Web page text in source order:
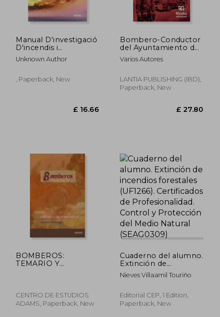
£ 19.80
Manual D'investigació
D'incendis i
Explosions (in
Catalan)
Unknown Author
, Paperback, New
Bombero-Conductor
del Ayuntamiento de
Dos Hermanas
Varios Autores
LANTIA PUBLISHING (IBD),
Paperback, New
BOMBEROS:
TEMARIO Y
papel)
CENTRO DE ESTUDIOS
ADAMS, Paperback, New
Cuaderno del alumno.
Extinción de
incendios forestales
(UF1266). Certificados
Control y Protección
del Medio Natural
Nieves Villaamil Touriño
Editorial CEP, 1 Edition,
Paperback, New